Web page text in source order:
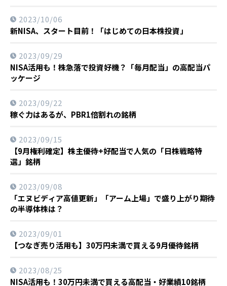
新NISA、スタート目前！「はじめての日本株投資」
2023/10/06
NISA活用も！株急落で投資好機？「毎月配当」の高配当パ
ッケージ
2023/09/29
稼ぐ力はあるが、PBR1倍割れの銘柄
2023/09/22
【9月権利確定】株主優待+好配当で人気の「日株戦略特
選」銘柄
2023/09/15
「エヌビディア高値更新」「アーム上場」で盛り上がり期待
の半導体株は？
2023/09/08
【つなぎ売り活用も】30万円未満で買える9月優待銘柄
2023/09/01
NISA活用も！30万円未満で買える高配当・好業績10銘柄
2023/08/25